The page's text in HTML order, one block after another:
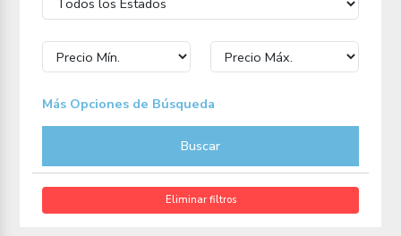
Más Opciones de Búsqueda
Buscar
Eliminar filtros